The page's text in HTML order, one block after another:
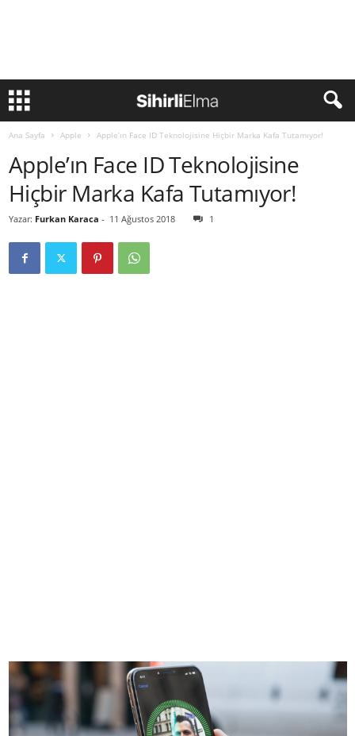
Ana Sayfa Apple Apple’ın Face ID Teknolojisine Hiçbir Marka Kafa Tutamıyor!
Apple’ın Face ID Teknolojisine
Hiçbir Marka Kafa Tutamıyor!
Yazar: Furkan Karaca - 11 Ağustos 2018 1